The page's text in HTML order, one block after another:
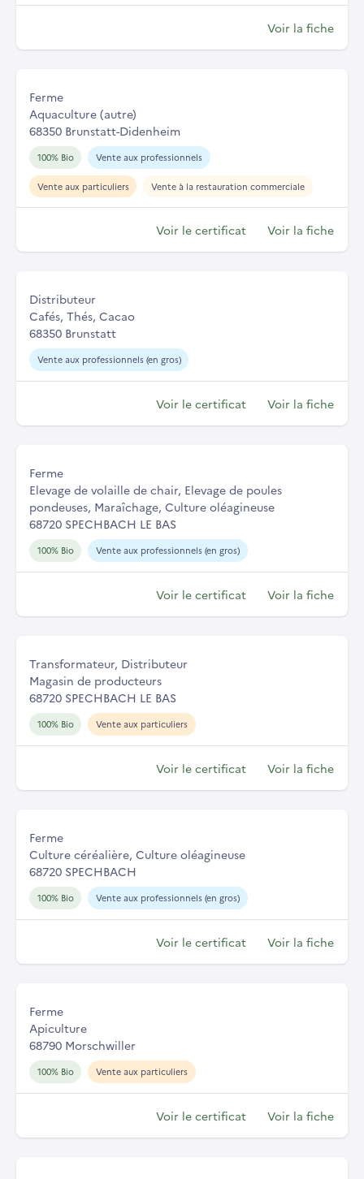
Voir la fiche
Ferme
Aquaculture (autre)
68350 Brunstatt-Didenheim
100% Bio Vente aux professionnels
Vente aux particuliers Vente à la restauration commerciale
Voir le certificat Voir la fiche
Distributeur
Cafés, Thés, Cacao
68350 Brunstatt
Vente aux professionnels (en gros)
Voir le certificat Voir la fiche
Ferme
Elevage de volaille de chair, Elevage de poules
pondeuses, Maraîchage, Culture oléagineuse
68720 SPECHBACH LE BAS
100% Bio Vente aux professionnels (en gros)
Voir le certificat Voir la fiche
Transformateur, Distributeur
Magasin de producteurs
68720 SPECHBACH LE BAS
100% Bio Vente aux particuliers
Voir le certificat Voir la fiche
Ferme
Culture céréalière, Culture oléagineuse
68720 SPECHBACH
100% Bio Vente aux professionnels (en gros)
Voir le certificat Voir la fiche
Ferme
Apiculture
68790 Morschwiller
100% Bio Vente aux particuliers
Voir le certificat Voir la fiche